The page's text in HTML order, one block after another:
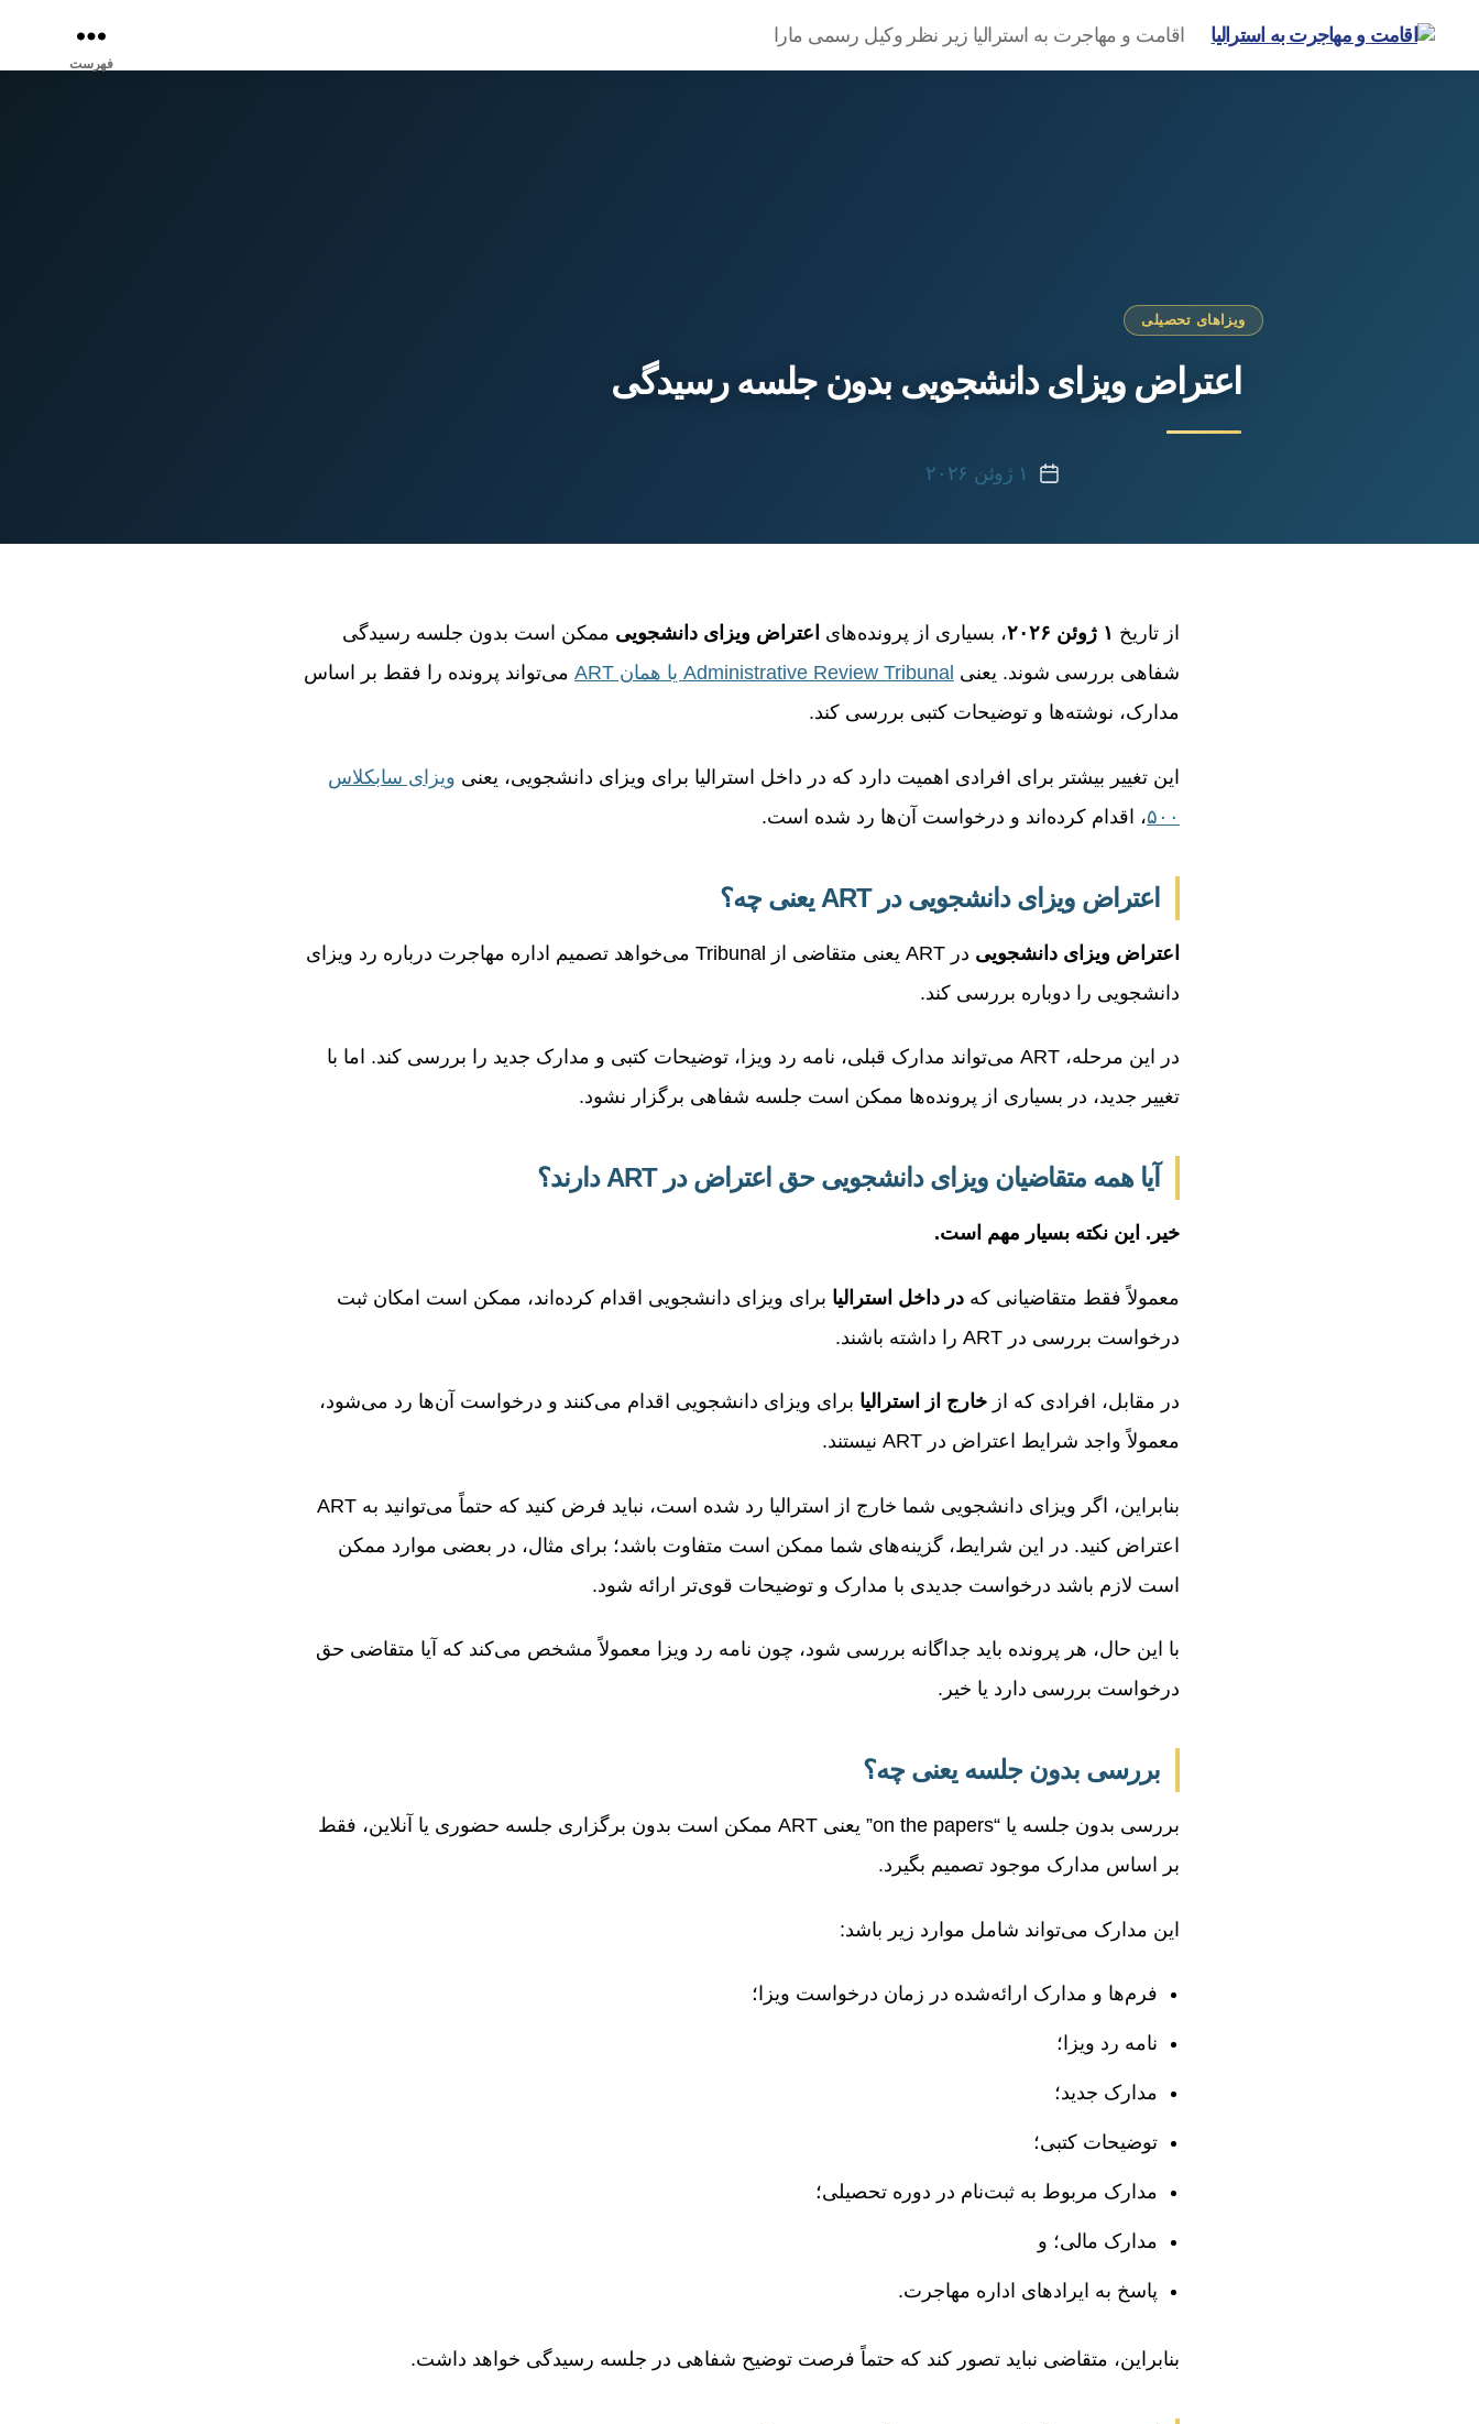
اقامت و مهاجرت به استرالیا زیر نظر وکیل رسمی مارا
فهرست
ویزاهای تحصیلی
اعتراض ویزای دانشجویی بدون جلسه رسیدگی
تاریخ۱ ژوئن ۲۰۲۶
از تاریخ ۱ ژوئن ۲۰۲۶ ، بسیاری از پرونده‌های اعتراض ویزای دانشجویی ممکن است بدون جلسه رسیدگی
شفاهی بررسی شوند. یعنی Administrative Review Tribunal یا همان ART
می‌تواند پرونده را فقط بر اساس
مدارک، نوشته‌ها و توضیحات کتبی بررسی کند.
این تغییر بیشتر برای افرادی اهمیت دارد که در داخل استرالیا برای ویزای دانشجویی، یعنی ویزای سابکلاس
۵۰۰، اقدام کرده‌اند و درخواست آن‌ها رد شده است.
اعتراض ویزای دانشجویی در ART یعنی چه؟
اعتراض ویزای دانشجویی
در ART یعنی متقاضی از Tribunal می‌خواهد تصمیم اداره مهاجرت درباره رد ویزای
دانشجویی را دوباره بررسی کند.
در این مرحله، ART می‌تواند مدارک قبلی، نامه رد ویزا، توضیحات کتبی و مدارک جدید را بررسی کند. اما با
تغییر جدید، در بسیاری از پرونده‌ها ممکن است جلسه شفاهی برگزار نشود.
آیا همه متقاضیان ویزای دانشجویی حق اعتراض در ART دارند؟
خیر. این نکته بسیار مهم است.
معمولاً فقط متقاضیانی که در داخل استرالیا برای ویزای دانشجویی اقدام کرده‌اند، ممکن است امکان ثبت
درخواست بررسی در ART را داشته باشند.
در مقابل، افرادی که از خارج از استرالیا برای ویزای دانشجویی اقدام می‌کنند و درخواست آن‌ها رد می‌شود،
معمولاً واجد شرایط اعتراض در ART نیستند.
بنابراین، اگر ویزای دانشجویی شما خارج از استرالیا رد شده است، نباید فرض کنید که حتماً می‌توانید به ART
اعتراض کنید. در این شرایط، گزینه‌های شما ممکن است متفاوت باشد؛ برای مثال، در بعضی موارد ممکن
است لازم باشد درخواست جدیدی با مدارک و توضیحات قوی‌تر ارائه شود.
با این حال، هر پرونده باید جداگانه بررسی شود، چون نامه رد ویزا معمولاً مشخص می‌کند که آیا متقاضی حق
درخواست بررسی دارد یا خیر.
بررسی بدون جلسه یعنی چه؟
بررسی بدون جلسه یا “on the papers” یعنی ART ممکن است بدون برگزاری جلسه حضوری یا آنلاین، فقط
بر اساس مدارک موجود تصمیم بگیرد.
این مدارک می‌تواند شامل موارد زیر باشد:
فرم‌ها و مدارک ارائه‌شده در زمان درخواست ویزا؛
نامه رد ویزا؛
مدارک جدید؛
توضیحات کتبی؛
مدارک مربوط به ثبت‌نام در دوره تحصیلی؛
مدارک مالی؛ و
پاسخ به ایرادهای اداره مهاجرت.
بنابراین، متقاضی نباید تصور کند که حتماً فرصت توضیح شفاهی در جلسه رسیدگی خواهد داشت.